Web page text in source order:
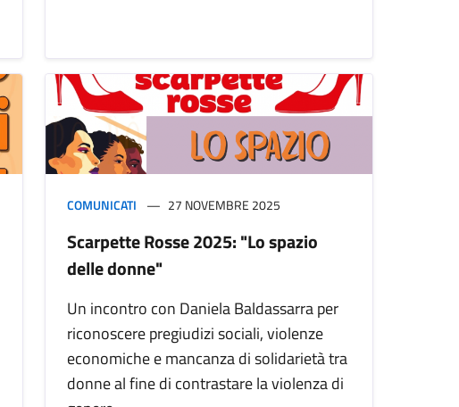
COMUNICATI 27 NOVEMBRE 2025
Scarpette Rosse 2025: "Lo spazio
delle donne"
Un incontro con Daniela Baldassarra per
riconoscere pregiudizi sociali, violenze
economiche e mancanza di solidarietà tra
donne al fine di contrastare la violenza di